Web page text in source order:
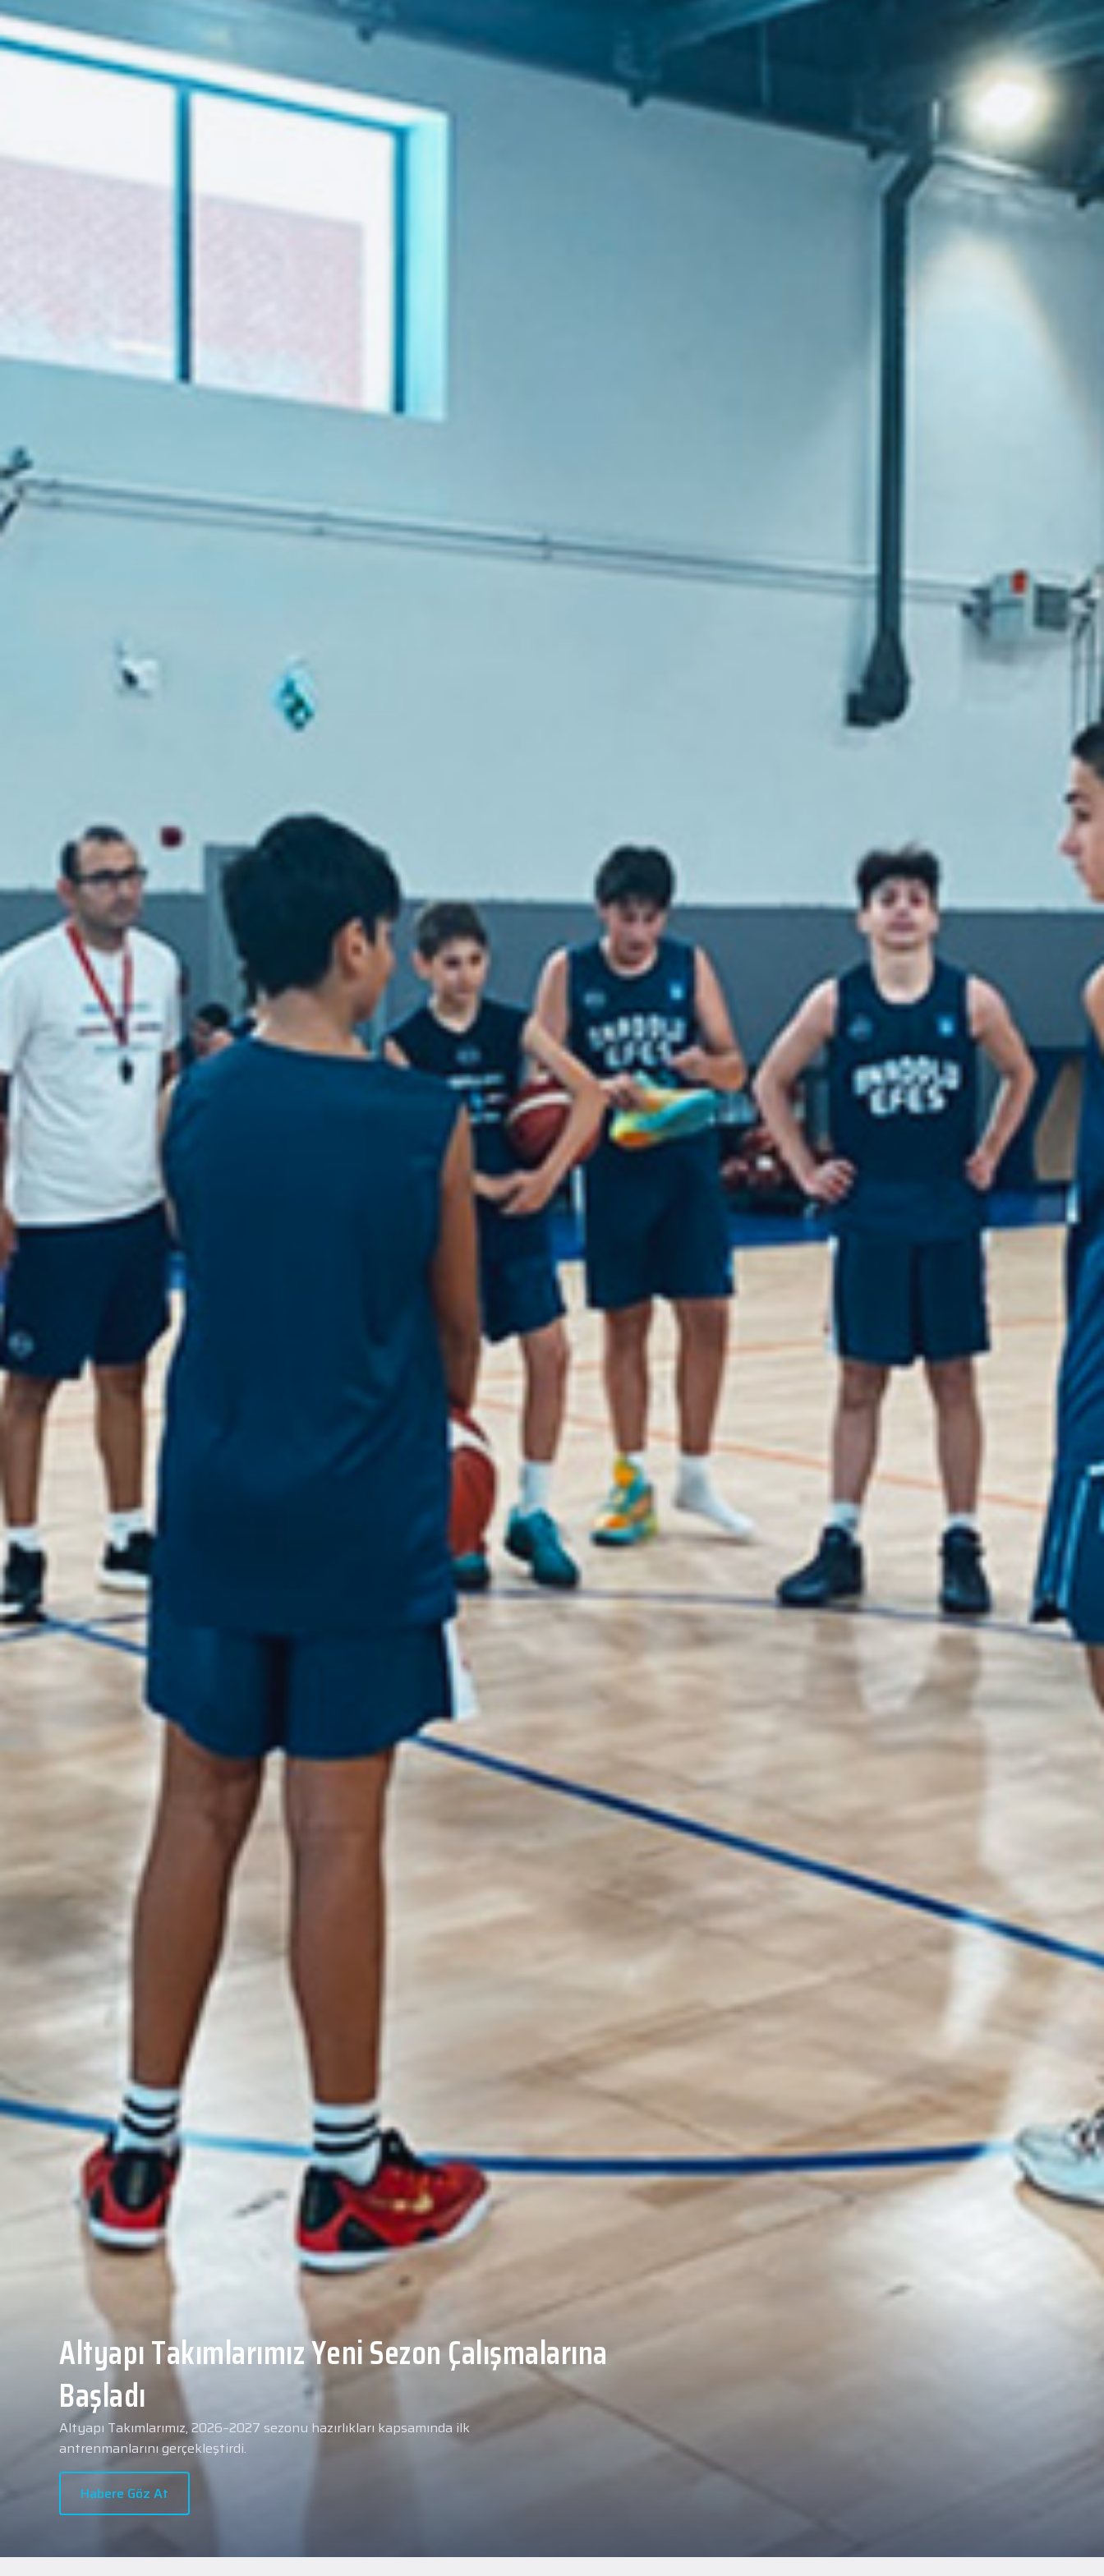
Yeni transferimiz Collin Malcolm, Anadolu Sağlık
Merkezi Hastanesi'nde sağlık kontrolünden
geçti.
2026 - 2027 sezonu öncesindeki transfer çalışmalarımız kapsamında yeni
transferlerimizden Collin Malcolm, bugün partnerimiz Anadolu Sağlık Merkezi
Hastanesi'nde kapsamlı sağlık kontrollerinden geçti.
Habere Göz At